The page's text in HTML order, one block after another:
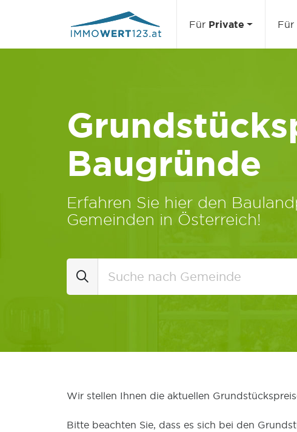
Für Private Für
Baugründe
Erfahren Sie hier den
Gemeinden in Österreich!
Wir stellen Ihnen die aktuellen
Bitte beachten Sie, dass es sich bei den